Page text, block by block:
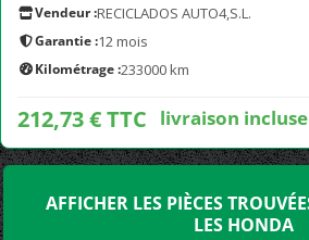
Vendeur :RECICLADOS AUTO4,S.L.
Garantie :12 mois
Kilométrage :233000 km
212,73 € TTC livraison incluse
AFFICHER LES PIÈCES
LES HONDA